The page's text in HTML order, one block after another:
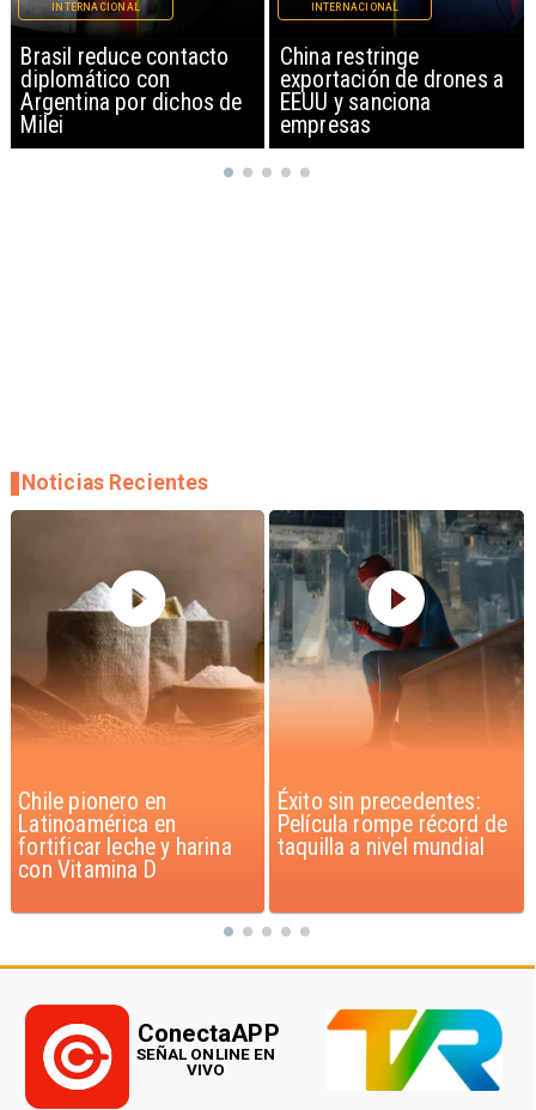
China restringe
exportación de drones a
EEUU y sanciona
empresas
INTERNACIONAL
Papa León XIV anuncia
gira por Sudamérica
INTERNACIONAL
Éxito sin precedentes:
Película rompe récord de
taquilla a nivel mundial
Corte Suprema confirma
pago de $1.000 millones
por caso ProCultura
Noticias Recientes
ConectaAPP
SEÑAL ONLINE EN
VIVO